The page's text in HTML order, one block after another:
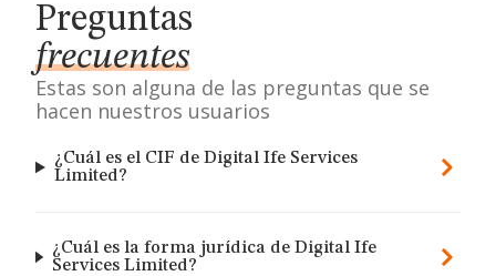
Preguntas
frecuentes
Estas son alguna de las preguntas que se
hacen nuestros usuarios
¿Cuál es el CIF de Digital Ife Services
Limited?
¿Cuál es la forma jurídica de Digital Ife
Services Limited?